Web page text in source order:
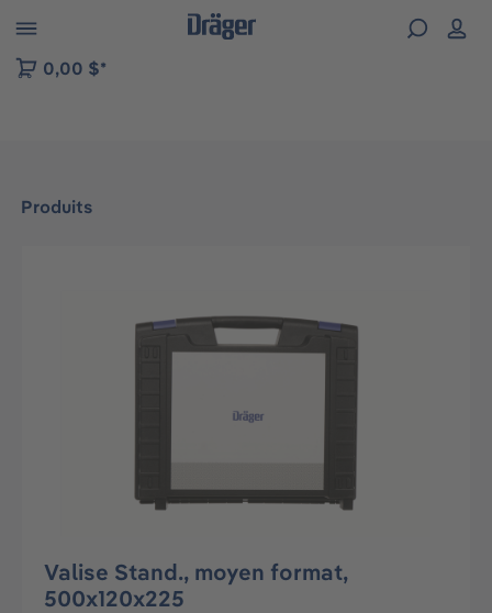
to B2B platform navigation
0,00 $*
Produits
Valise Stand., moyen format,
500x120x225